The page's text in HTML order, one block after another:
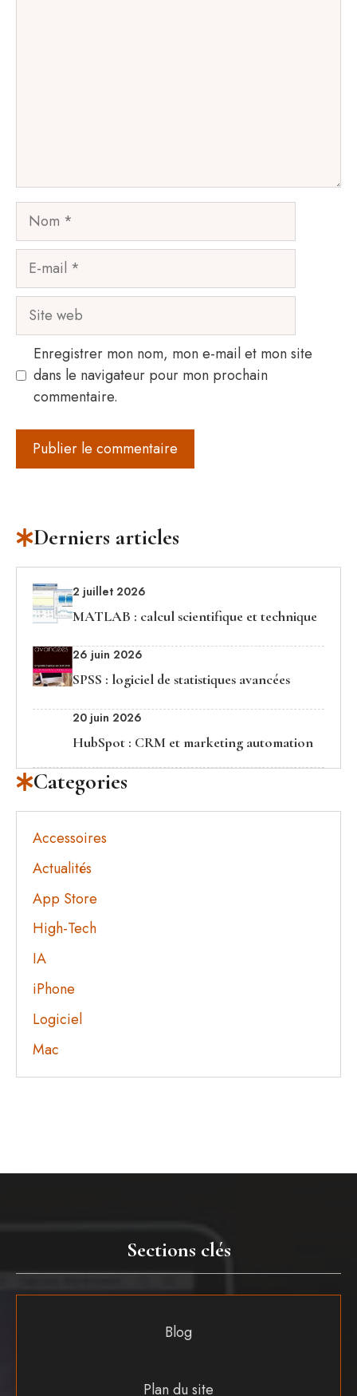
Nom
mail
Site
web
Enregistrer mon nom, mon e-mail et mon site
dans le navigateur pour mon prochain
commentaire.
Derniers articles
2 juillet 2026
MATLAB : calcul scientifique et technique
26 juin 2026
SPSS : logiciel de statistiques avancées
20 juin 2026
HubSpot : CRM et marketing automation
Categories
Accessoires
Actualités
App Store
High-Tech
IA
iPhone
Logiciel
Mac
Sections clés
Blog
Plan du site